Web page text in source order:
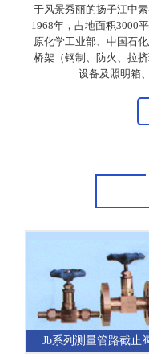
于风景秀丽的扬子江中
1968年，占地面积3000
原化学工业部、中国石
桥架（钢制、防火、拉
设备及照明箱
Jb系列测量管路截止